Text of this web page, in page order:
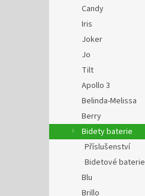
Candy
Iris
Joker
Jo
Tilt
Apollo 3
Belinda-Melissa
Berry
Bidety baterie
Příslušenství
Bidetové baterie
Blu
Brillo